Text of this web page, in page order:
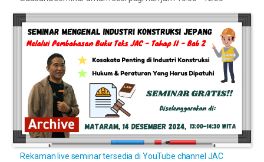
Rekaman live seminar tersedia di YouTube channel JAC